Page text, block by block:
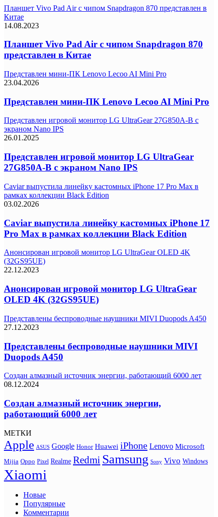
Планшет Vivo Pad Air с чипом Snapdragon 870 представлен в
Китае
14.08.2023
Планшет Vivo Pad Air с чипом Snapdragon 870
представлен в Китае
Представлен мини-ПК Lenovo Lecoo AI Mini Pro
23.04.2026
Представлен мини-ПК Lenovo Lecoo AI Mini Pro
Представлен игровой монитор LG UltraGear 27G850A-B с
экраном Nano IPS
26.01.2025
Представлен игровой монитор LG UltraGear
27G850A-B с экраном Nano IPS
Caviar выпустила линейку кастомных iPhone 17 Pro Max в
рамках коллекции Black Edition
03.02.2026
Caviar выпустила линейку кастомных iPhone 17
Pro Max в рамках коллекции Black Edition
Анонсирован игровой монитор LG UltraGear OLED 4K
(32GS95UE)
22.12.2023
Анонсирован игровой монитор LG UltraGear
OLED 4K (32GS95UE)
Представлены беспроводные наушники MIVI Duopods A450
27.12.2023
Представлены беспроводные наушники MIVI
Duopods A450
Создан алмазный источник энергии, работающий 6000 лет
08.12.2024
Создан алмазный источник энергии,
работающий 6000 лет
МЕТКИ
Apple ASUS Google Honor Huawei iPhone Lenovo Microsoft
Mijia Oppo Pixel Realme Redmi Samsung Sony Vivo Windows
Xiaomi
Новые
Популярные
Комментарии